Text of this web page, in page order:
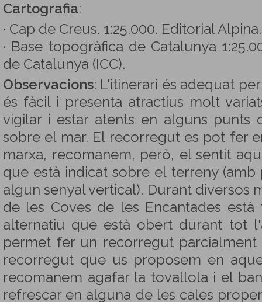
Cartografia:
· Cap de Creus. 1:25.000. Editorial Alpina.
· Base topogràfica de Catalunya
de Catalunya (ICC).
Observacions: L'itinerari és adequat
és fàcil i presenta atractius molt
vigilar i estar atents en alguns punts
sobre el mar. El recorregut es pot fer
marxa, recomanem, però, el sentit
que està indicat sobre el terreny (amb
algun senyal vertical). Durant diversos
de les Coves de les Encantades
alternatiu que està obert durant tot
permet fer un recorregut
recorregut que us proposem en
recomanem agafar la tovallola i el
refrescar en alguna de les cales